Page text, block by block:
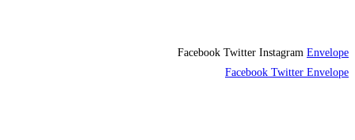
Facebook Twitter Instagram Envelope
Facebook Twitter Envelope